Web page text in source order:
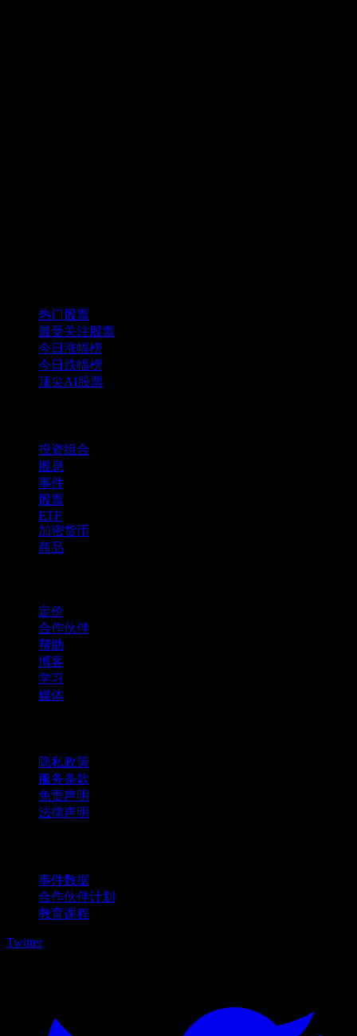
热门股票
最受关注股票
今日涨幅榜
今日跌幅榜
顶尖AI股票
投资组合
股息
事件
股票
ETF
加密货币
商品
定价
合作伙伴
帮助
博客
学习
媒体
隐私政策
服务条款
免责声明
法律声明
事件数据
合作伙伴计划
教育课程
Twitter